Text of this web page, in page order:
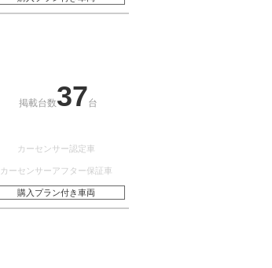
掲載台数37台
カーセンサー認定車
カーセンサーアフター保証車
購入プラン付き車両